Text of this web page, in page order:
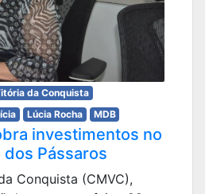
da Conquista
Lúcia Rocha MDB
investimentos no
Pássaros
Conquista (CMVC),